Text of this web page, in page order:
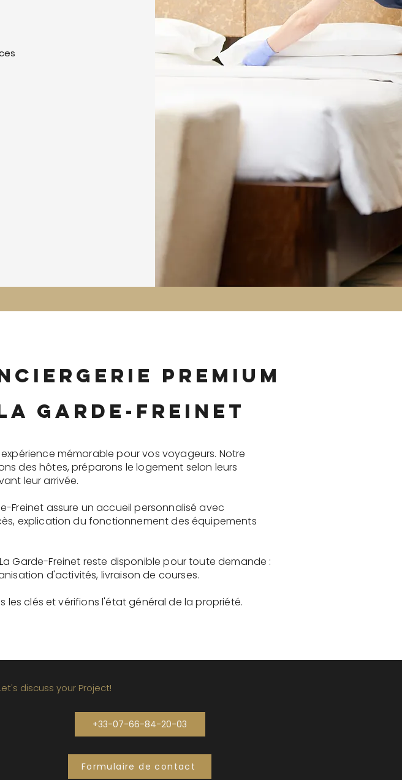
premium
Garde-Freinet
mémorable pour vos voyageurs. Notre
des hôtes, préparons le logement selon leurs
leur arrivée.
Freinet assure un accueil personnalisé avec
explication du fonctionnement des équipements
Garde-Freinet reste disponible pour toute demande :
d'activités, livraison de courses.
clés et vérifions l'état général de la propriété.
discuss your Project!
+33-07-66-84-20-03
Formulaire de contact